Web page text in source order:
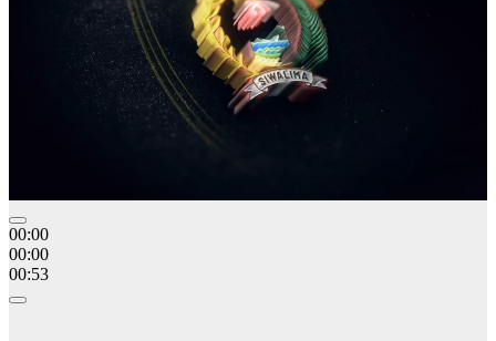
00:00
00:00
00:53